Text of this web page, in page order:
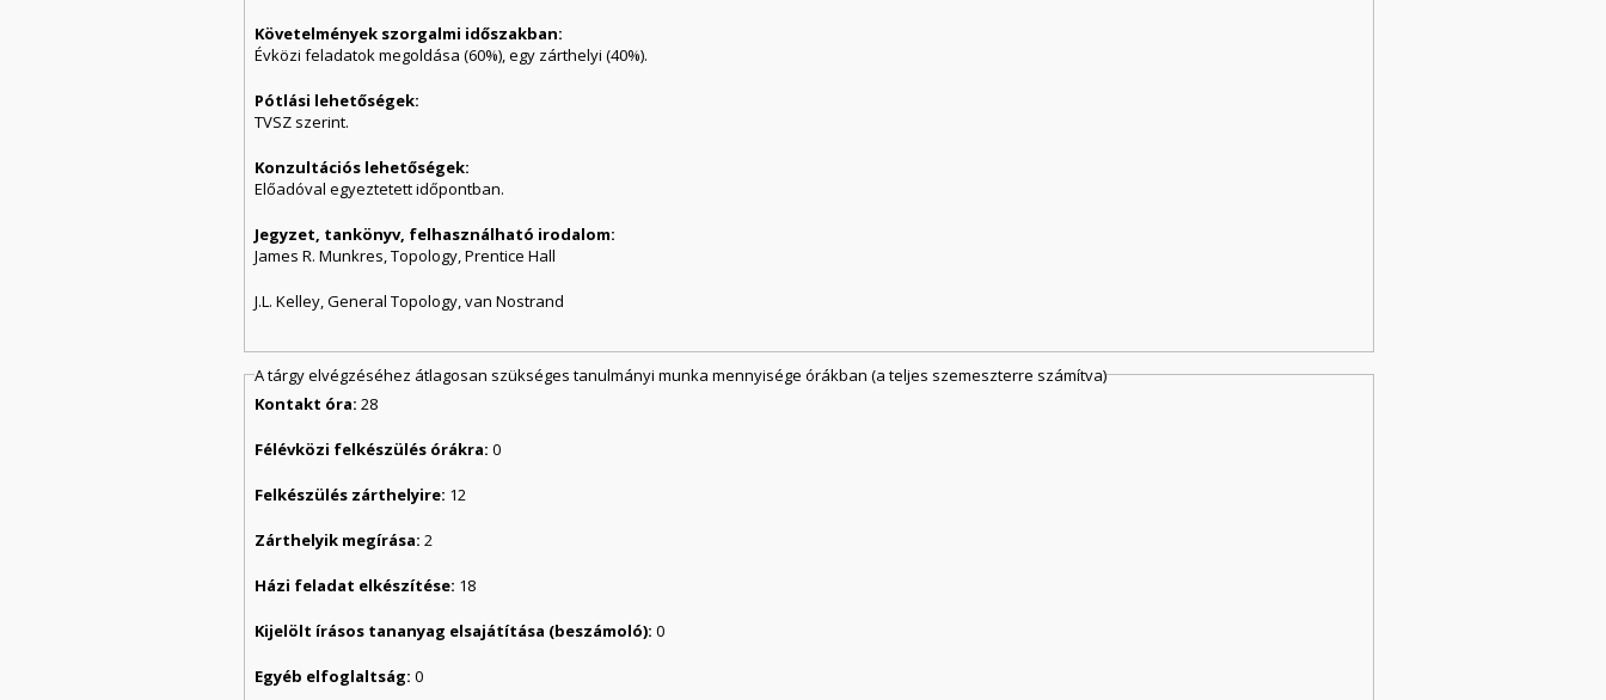
Követelmények szorgalmi időszakban:
Évközi feladatok megoldása (60%), egy zárthelyi (40%).
Pótlási lehetőségek:
TVSZ szerint.
Konzultációs lehetőségek:
Előadóval egyeztetett időpontban.
Jegyzet, tankönyv, felhasználható irodalom:
James R. Munkres, Topology, Prentice Hall
J.L. Kelley, General Topology, van Nostrand
A tárgy elvégzéséhez átlagosan szükséges tanulmányi munka mennyisége órákban (a teljes szemeszterre számítva)
Kontakt óra:28
Félévközi felkészülés órákra:0
Felkészülés zárthelyire: 12
Zárthelyik megírása:2
Házi feladat elkészítése: 18
Kijelölt írásos tananyag elsajátítása (beszámoló):0
Egyéb elfoglaltság:0